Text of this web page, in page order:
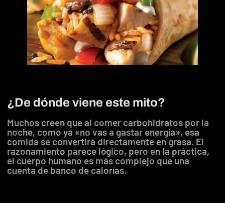
¿De dónde viene este mito?
Muchos creen que al comer carbohidratos por la
noche, como ya «no vas a gastar energía», esa
comida se convertirá directamente en grasa. El
razonamiento parece lógico, pero en la práctica,
el cuerpo humano es más complejo que una
cuenta de banco de calorías.